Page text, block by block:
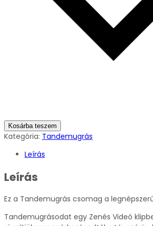
Kosárba teszem
Kategória: Tandemugrás
Leírás
Leírás
Ez a Tandemugrás csomag a
Tandemugrásodat egy Zenés Videó